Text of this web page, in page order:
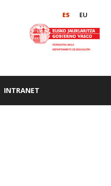
ES EU
INTRANET